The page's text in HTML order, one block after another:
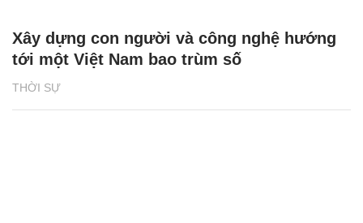
THỜI SỰ
Xây dựng con người và công nghệ hướng
tới một Việt Nam bao trùm số